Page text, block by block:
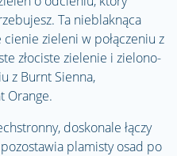
Ta nieblaknąca
cienie zieleni w połączeniu z
złociste zielenie i zielono-
z Burnt Sienna,
Orange.
doskonale łączy
plamisty osad po